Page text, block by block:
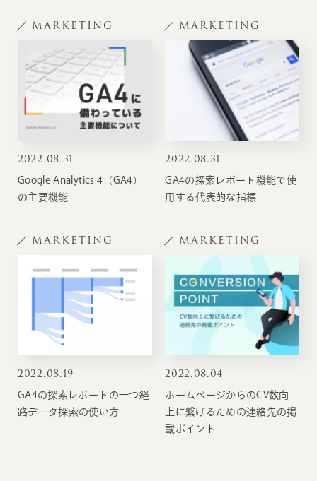
MARKETING
2022.08.31
Google Analytics 4（GA4）
の主要機能
MARKETING
2022.08.31
GA4の探索レポート機能で使
用する代表的な指標
MARKETING
2022.08.19
GA4の探索レポートの一つ経
路データ探索の使い方
MARKETING
2022.08.04
ホームページからのCV数向
上に繋げるための連絡先の掲
載ポイント